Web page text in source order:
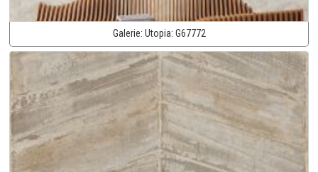
Galerie: Utopia: G67772